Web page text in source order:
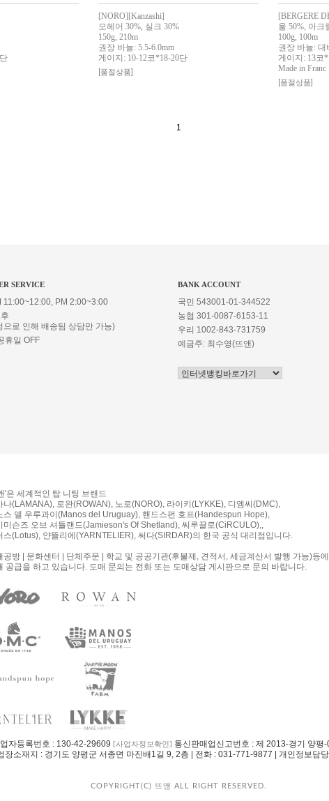
[NORO][Kanzashi]
모헤어 30%, 실크 30%
150g, 210m
권장 바늘: 5.5-6.0mm
게이지: 10-12코*18-20단
[품절상품]
[BERGERE
울 50%, 아크
100g, 100m
권장 바늘: 대
게이지: 13코
Made in Franc
[품절상품]
1
SERVICE
11:00~12:00, PM 2:00~3:00
으로 인해 배송팀 상담만 가능)
휴일 OFF
BANK ACCOUNT
국민 543001-01-344522
농협 301-0087-6153-11
우리 1002-843-731759
예금주: 최수영(뜨앤)
'은 세계적인 탑 니팅 브랜드
나(LAMANA), 로완(ROWAN), 노로(NORO), 라이키(LYKKE), 디엠씨(DMC),
스 델 우루과이(Manos del Uruguay), 핸드스펀 호프(Handespun Hope),
미슨즈 오브 셔틀랜드(Jamieson's Of Shetland), 씨루끌로(CiRCULO),,
스(Lotus), 얀뜰리에(YARNTELIER), 써다(SIRDAR)의 한국 공식 대리점입니다.
공방 | 문화센터 | 단체주문 | 학교 및 공공기관(후불제, 견적서, 세금계산서 발행 가능)등에
공급을 하고 있습니다. 도매 문의는 전화 또는 도매상담 게시판으로 문의 바랍니다.
자등록번호 : 130-42-29609 [사업자정보확인] 통신판매업신고번호 : 제 2013-경기 양평
장소재지 : 경기도 양평군 서종면 마진배1길 9, 2층 | 전화 : 031-771-9877 | 개인정보담
COPYRIGHT(C) 뜨앤 ALL RIGHT RESERVED.